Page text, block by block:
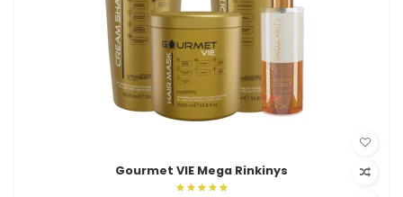
Gourmet VIE Mega Rinkinys